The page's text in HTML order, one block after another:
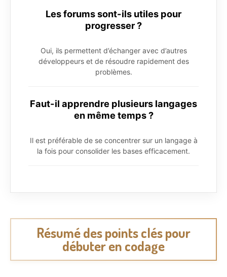
Les forums sont-ils utiles pour
progresser ?
Oui, ils permettent d’échanger avec d’autres
développeurs et de résoudre rapidement des
problèmes.
Faut-il apprendre plusieurs langages
en même temps ?
Il est préférable de se concentrer sur un langage à
la fois pour consolider les bases efficacement.
Résumé des points clés pour
débuter en codage